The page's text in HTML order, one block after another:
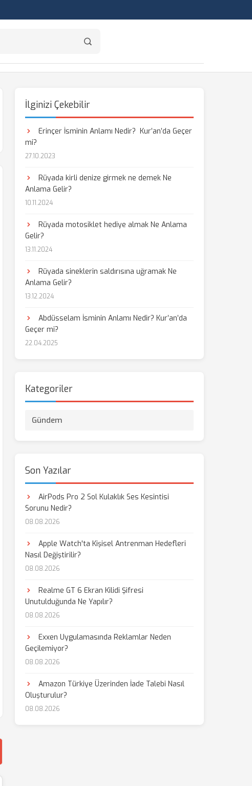
İlginizi Çekebilir
Erinçer İsminin Anlamı Nedir? Kur’an’da Geçer
mi?
27.10.2023
Rüyada kirli denize girmek ne demek Ne
Anlama Gelir?
10.11.2024
Rüyada motosiklet hediye almak Ne Anlama
Gelir?
13.11.2024
Rüyada sineklerin saldırısına uğramak Ne
Anlama Gelir?
13.12.2024
Abdüsselam İsminin Anlamı Nedir? Kur’an’da
Geçer mi?
22.04.2025
Kategoriler
Gündem
Son Yazılar
AirPods Pro 2 Sol Kulaklık Ses Kesintisi
Sorunu Nedir?
08.08.2026
Apple Watch'ta Kişisel Antrenman Hedefleri
Nasıl Değiştirilir?
08.08.2026
Realme GT 6 Ekran Kilidi Şifresi
Unutulduğunda Ne Yapılır?
08.08.2026
Exxen Uygulamasında Reklamlar Neden
Geçilemiyor?
08.08.2026
Amazon Türkiye Üzerinden İade Talebi Nasıl
Oluşturulur?
08.08.2026